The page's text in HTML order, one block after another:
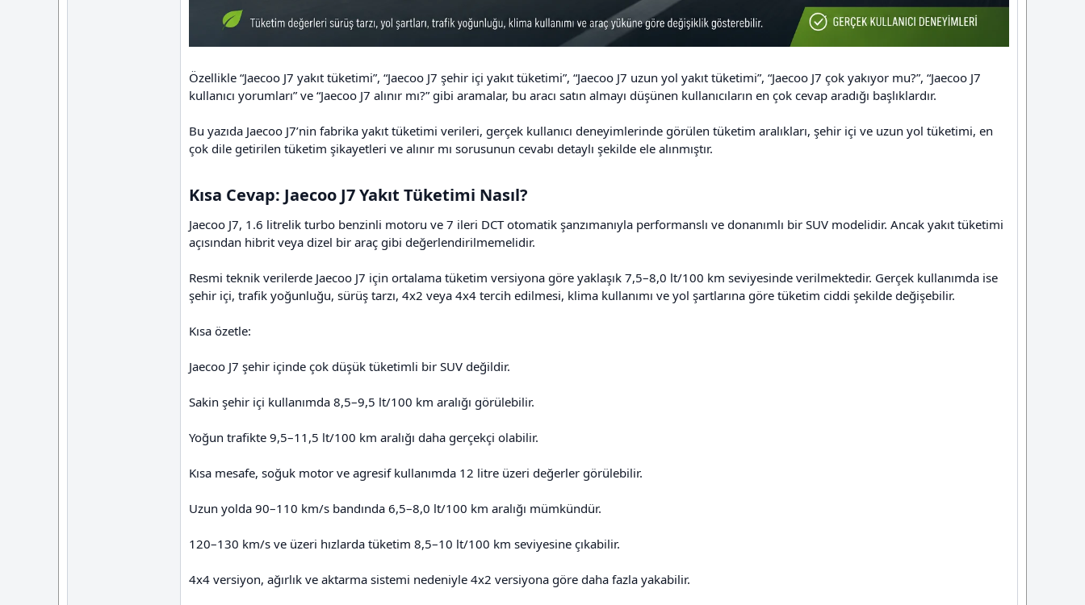
Özellikle “Jaecoo J7 yakıt tüketimi”, “Jaecoo J7 şehir içi yakıt tüketimi”, “Jaecoo J7 uzun yol yakıt tüketimi”, “Jaecoo J7 çok yakıyor mu?”, “Jaecoo J7
kullanıcı yorumları” ve “Jaecoo J7 alınır mı?” gibi aramalar, bu aracı satın almayı düşünen kullanıcıların en çok cevap aradığı başlıklardır.
Bu yazıda Jaecoo J7’nin fabrika yakıt tüketimi verileri, gerçek kullanıcı deneyimlerinde görülen tüketim aralıkları, şehir içi ve uzun yol tüketimi, en
çok dile getirilen tüketim şikayetleri ve alınır mı sorusunun cevabı detaylı şekilde ele alınmıştır.
Kısa Cevap: Jaecoo J7 Yakıt Tüketimi Nasıl?​
Jaecoo J7, 1.6 litrelik turbo benzinli motoru ve 7 ileri DCT otomatik şanzımanıyla performanslı ve donanımlı bir SUV modelidir. Ancak yakıt tüketimi
açısından hibrit veya dizel bir araç gibi değerlendirilmemelidir.
Resmi teknik verilerde Jaecoo J7 için ortalama tüketim versiyona göre yaklaşık 7,5–8,0 lt/100 km seviyesinde verilmektedir. Gerçek kullanımda ise
şehir içi, trafik yoğunluğu, sürüş tarzı, 4x2 veya 4x4 tercih edilmesi, klima kullanımı ve yol şartlarına göre tüketim ciddi şekilde değişebilir.
Kısa özetle:
Jaecoo J7 şehir içinde çok düşük tüketimli bir SUV değildir.
Sakin şehir içi kullanımda 8,5–9,5 lt/100 km aralığı görülebilir.
Yoğun trafikte 9,5–11,5 lt/100 km aralığı daha gerçekçi olabilir.
Kısa mesafe, soğuk motor ve agresif kullanımda 12 litre üzeri değerler görülebilir.
Uzun yolda 90–110 km/s bandında 6,5–8,0 lt/100 km aralığı mümkündür.
120–130 km/s ve üzeri hızlarda tüketim 8,5–10 lt/100 km seviyesine çıkabilir.
4x4 versiyon, ağırlık ve aktarma sistemi nedeniyle 4x2 versiyona göre daha fazla yakabilir.